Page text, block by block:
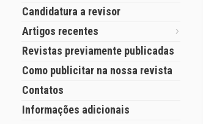
Candidatura a revisor
Artigos recentes
Revistas previamente publicadas
Como publicitar na nossa revista
Contatos
Informações adicionais